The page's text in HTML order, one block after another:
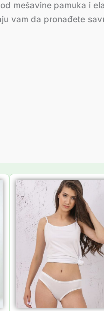
mešavine pamuka i
vam da pronađete